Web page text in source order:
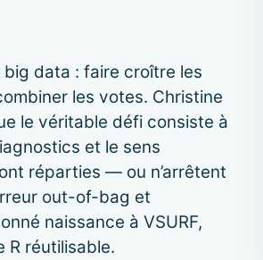
data : faire croître les
les votes. Christine
le véritable défi consiste à
et le sens
réparties — ou n’arrêtent
out-of-bag et
naissance à VSURF,
R réutilisable.